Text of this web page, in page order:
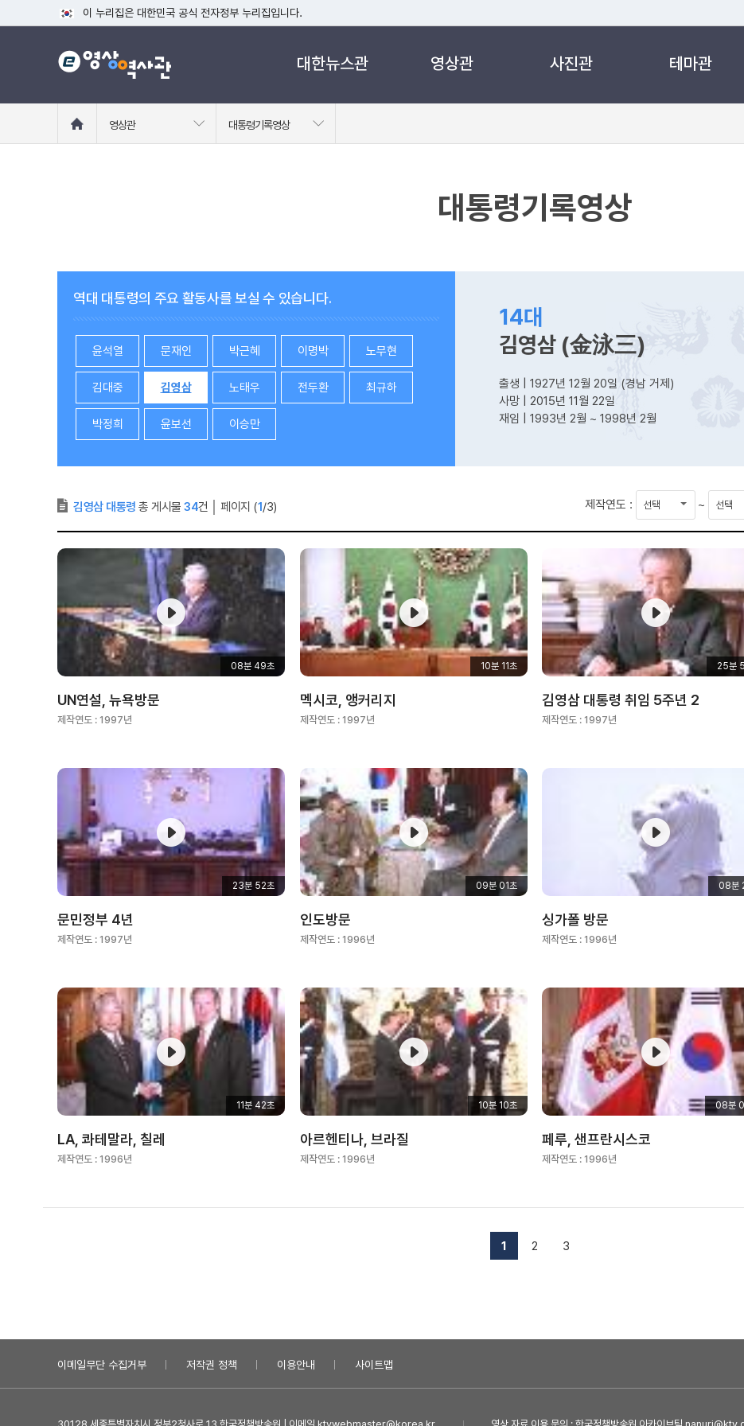
이 누리집은 대한민국 공식 전자정부 누리집입니다.
공식 누리집 주소 확인하기
go.kr 주소를 사용하는 누리집은 대한민국 정부기관이 관리하는 누리집입니다.
대한뉴스관 영상관 사진관 테마관
로
영상관 대통령기록영상
대통령기록영상
역대 대통령의 주요 활동사를 보실 수 있습니다.
윤석열 문재인 박근혜 이명박 노무현
김대중 김영삼 노태우 전두환 최규하
박정희 윤보선 이승만
14대
김영삼 (金泳三)
출생 | 1927년 12월 20일 (경남 거제)
사망 | 2015년 11월 22일
재임 | 1993년 2월 ~ 1998년 2월
김영삼 대통령 총 게시물 34건 페이지 (1/3) 제작연도 :
작
연
도
~
료
연
08분 49초
UN연설, 뉴욕방문
제작연도 : 1997년
10분 11초
멕시코, 앵커리지
제작연도 : 1997년
25분
김영삼 대통령 취임 5주년 2
제작연도 : 1997년
23분 52초
문민정부 4년
제작연도 : 1997년
09분 01초
인도방문
제작연도 : 1996년
08분
싱가폴 방문
제작연도 : 1996년
11분 42초
LA, 콰테말라, 칠레
제작연도 : 1996년
10분 10초
아르헨티나, 브라질
제작연도 : 1996년
08분
페루, 샌프란시스코
제작연도 : 1996년
1 2 3
이메일무단 수집거부 저작권 정책 이용안내 사이트맵